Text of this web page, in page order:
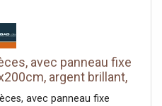
avec panneau fixe
argent brillant,
à droite, sur la douche
avec panneau fixe